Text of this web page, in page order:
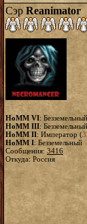
Сэр Reanimator
HoMM VI: Безземельный
HoMM III:
HoMM II: Император (
HoMM I: Безземельный
Сообщения: 3416
Откуда: Россия